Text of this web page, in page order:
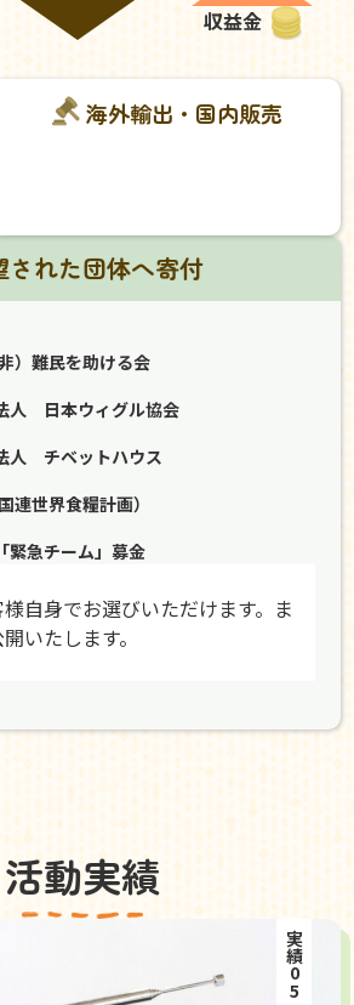
収益金
海外輸出・国内販売
された団体へ寄付
）難民を助ける会
人 日本ウィグル協会
人 チベットハウス
連世界食糧計画）
緊急チーム」募金
自身でお選びいただけます。ま
いたします。
活動実績
実績05